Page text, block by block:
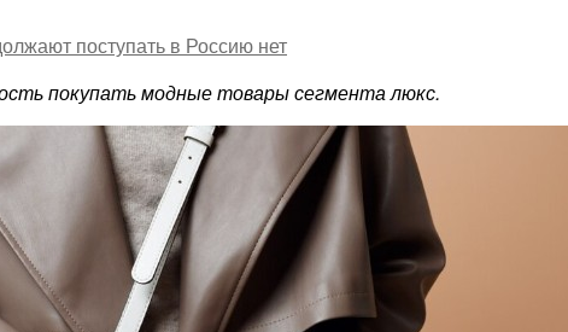
поступать в Россию нет
покупать модные товары сегмента люкс.